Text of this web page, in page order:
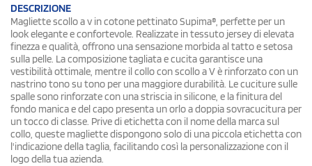
DESCRIZIONE
Magliette scollo a v in cotone pettinato Supima®, perfette per un
look elegante e confortevole. Realizzate in tessuto jersey di elevata
finezza e qualità, offrono una sensazione morbida al tatto e setosa
sulla pelle. La composizione tagliata e cucita garantisce una
vestibilità ottimale, mentre il collo con scollo a V è rinforzato con un
nastrino tono su tono per una maggiore durabilità. Le cuciture sulle
spalle sono rinforzate con una striscia in silicone, e la finitura del
fondo manica e del capo presenta un orlo a doppia sovracucitura per
un tocco di classe. Prive di etichetta con il nome della marca sul
collo, queste magliette dispongono solo di una piccola etichetta con
l'indicazione della taglia, facilitando così la personalizzazione con il
logo della tua azienda.